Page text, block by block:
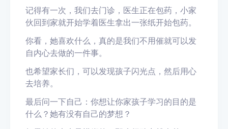
记得有一次，我们去门诊，医生正在包药，小家
伙回到家就开始学着医生拿出一张纸开始包药。
你看，她喜欢什么，真的是我们不用催就可以发
自内心去做的一件事。
也希望家长们，可以发现孩子闪光点，然后用心
去培养。
最后问一下自己：你想让你家孩子学习的目的是
什么？她有没有自己的梦想？